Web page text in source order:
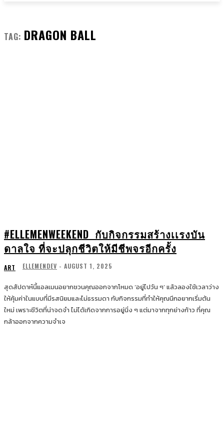
TAG: DRAGON BALL
#ELLEMENWEEKEND กับกิจกรรมสร้างเเรงบัน
ดาลใจ ที่จะปลุกชีวิตให้มีชีพจรอีกครั้ง
ART ELLEMENDEV - AUGUST 1, 2025
สุดสัปดาห์นี้แอลเมนอยากชวนคุณออกจากโหมด ‘อยู่ไปวัน ๆ’ แล้วลองใช้เวลาว่าง
ให้คุ้มค่าในแบบที่มีรสนิยมและไม่ธรรมดา กับกิจกรรมที่ทำให้คุณนึกอยากเริ่มต้น
ใหม่ เพราะชีวิตที่น่าจดจำ ไม่ได้เกิดจากการอยู่นิ่ง ๆ แต่มาจากทุกย่างก้าว ที่คุณ
กล้าออกจากความจำเจ